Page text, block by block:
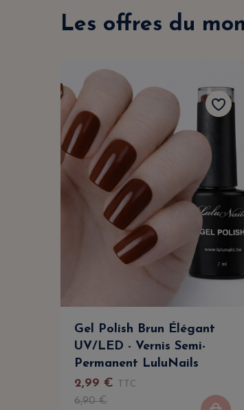
Les offres du
Gel Polish Brun Élégant
UV/LED - Vernis Semi-
Permanent LuluNails
2,99 € TTC
6,90€